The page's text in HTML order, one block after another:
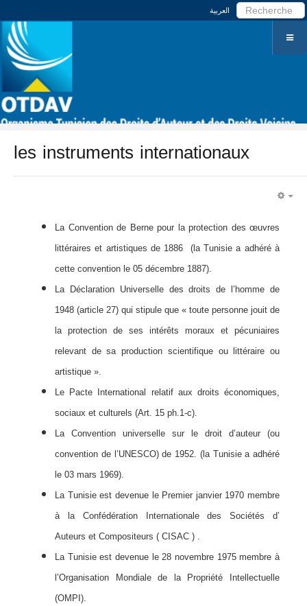
العربية
les instruments internationaux
La Convention de Berne pour la protection des œuvres
littéraires et artistiques de 1886 (la Tunisie a adhéré à
cette convention le 05 décembre 1887).
La Déclaration Universelle des droits de l’homme de
1948 (article 27) qui stipule que « toute personne jouit de
la protection de ses intérêts moraux et pécuniaires
relevant de sa production scientifique ou littéraire ou
artistique ».
Le Pacte International relatif aux droits économiques,
sociaux et culturels (Art. 15 ph.1-c).
La Convention universelle sur le droit d’auteur (ou
convention de l’UNESCO) de 1952. (la Tunisie a adhéré
le 03 mars 1969).
La Tunisie est devenue le Premier janvier 1970 membre
à la Confédération Internationale des Sociétés d’
Auteurs et Compositeurs ( CISAC ) .
La Tunisie est devenue le 28 novembre 1975 membre à
l’Organisation Mondiale de la Propriété Intellectuelle
(OMPI).